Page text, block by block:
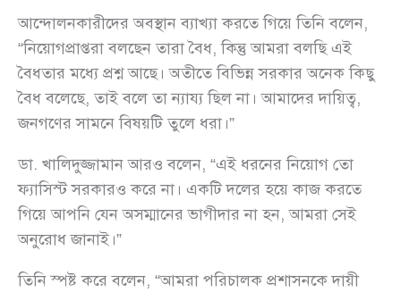
আন্দোলনকারীদের অবস্থান ব্যাখ্যা করতে গিয়ে তিনি বলেন,
“নিয়োগপ্রাপ্তরা বলছেন তারা বৈধ, কিন্তু আমরা বলছি এই
বৈধতার মধ্যে প্রশ্ন আছে। অতীতে বিভিন্ন সরকার অনেক কিছু
বৈধ বলেছে, তাই বলে তা ন্যায্য ছিল না। আমাদের দায়িত্ব,
জনগণের সামনে বিষয়টি তুলে ধরা।”
ডা. খালিদুজ্জামান আরও বলেন, “এই ধরনের নিয়োগ তো
ফ্যাসিস্ট সরকারও করে না। একটি দলের হয়ে কাজ করতে
গিয়ে আপনি যেন অসম্মানের ভাগীদার না হন, আমরা সেই
অনুরোধ জানাই।”
তিনি স্পষ্ট করে বলেন, “আমরা পরিচালক প্রশাসনকে দায়ী